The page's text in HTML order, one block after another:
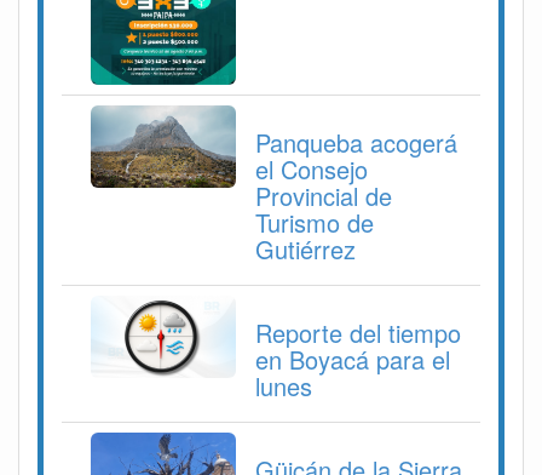
Panqueba acogerá
el Consejo
Provincial de
Turismo de
Gutiérrez
Reporte del tiempo
en Boyacá para el
lunes